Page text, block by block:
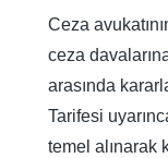
Ceza
ceza
arasında
Tarifesi
temel alınarak